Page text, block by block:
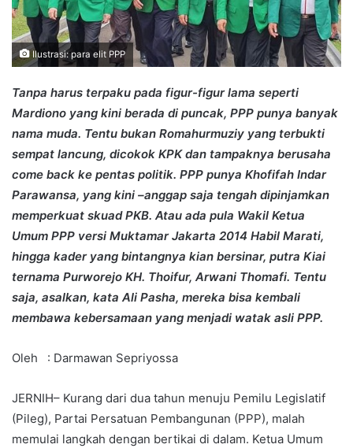
Ilustrasi: para elit PPP
Tanpa harus terpaku pada figur-figur lama seperti
Mardiono yang kini berada di puncak, PPP punya banyak
nama muda. Tentu bukan Romahurmuziy yang terbukti
sempat lancung, dicokok KPK dan tampaknya berusaha
come back ke pentas politik. PPP punya Khofifah Indar
Parawansa, yang kini –anggap saja tengah dipinjamkan
memperkuat skuad PKB. Atau ada pula Wakil Ketua
Umum PPP versi Muktamar Jakarta 2014 Habil Marati,
hingga kader yang bintangnya kian bersinar, putra Kiai
ternama Purworejo KH. Thoifur, Arwani Thomafi. Tentu
saja, asalkan, kata Ali Pasha, mereka bisa kembali
membawa kebersamaan yang menjadi watak asli PPP.
Oleh : Darmawan Sepriyossa
JERNIH– Kurang dari dua tahun menuju Pemilu Legislatif
(Pileg), Partai Persatuan Pembangunan (PPP), malah
memulai langkah dengan bertikai di dalam. Ketua Umum